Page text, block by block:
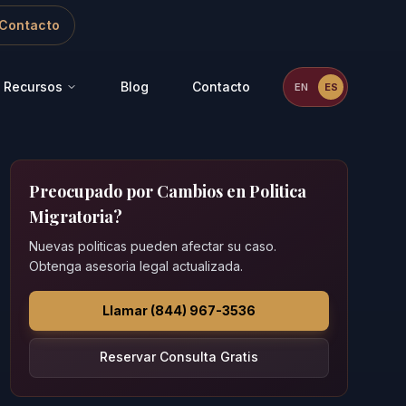
Recursos Blog Contacto ES
EN
Preocupado por Cambios en Politica
Migratoria?
Nuevas politicas pueden afectar su caso.
Obtenga asesoria legal actualizada.
Llamar (844) 967-3536
Reservar Consulta Gratis